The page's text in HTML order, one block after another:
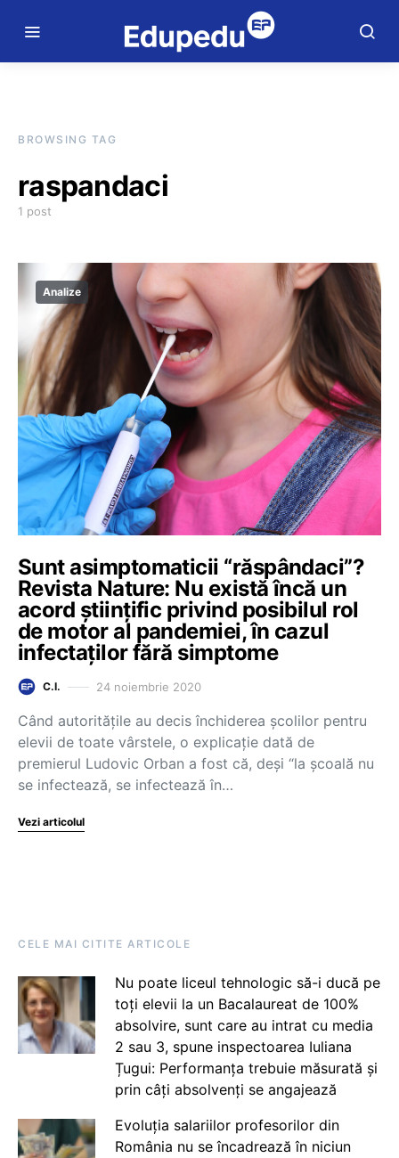
BROWSING TAG
raspandaci
1 post
Analize
Sunt asimptomaticii “răspândaci”?
Revista Nature: Nu există încă un
acord științific privind posibilul rol
de motor al pandemiei, în cazul
infectaților fără simptome
C.I. 24 noiembrie 2020
Când autoritățile au decis închiderea școlilor pentru
elevii de toate vârstele, o explicație dată de
premierul Ludovic Orban a fost că, deși “la școală nu
se infectează, se infectează în…
Vezi articolul
CELE MAI CITITE ARTICOLE
Nu poate liceul tehnologic să-i ducă pe
toți elevii la un Bacalaureat de 100%
absolvire, sunt care au intrat cu media
2 sau 3, spune inspectoarea Iuliana
Țugui: Performanța trebuie măsurată și
prin câți absolvenți se angajează
Evoluția salariilor profesorilor din
România nu se încadrează în niciun